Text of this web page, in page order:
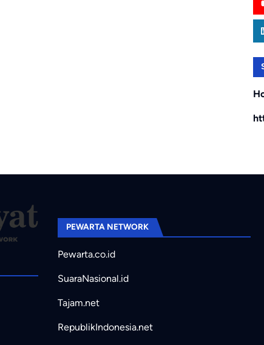
PEWARTA NETWORK
Pewarta.co.id
SuaraNasional.id
Tajam.net
RepublikIndonesia.net